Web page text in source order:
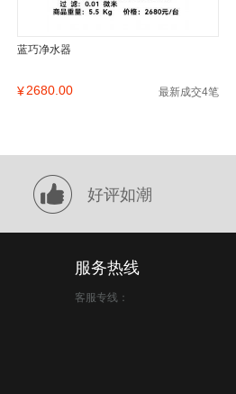
蓝巧净水器
¥2680.00 最新成交4笔
好评如潮
服务热线
客服专线：